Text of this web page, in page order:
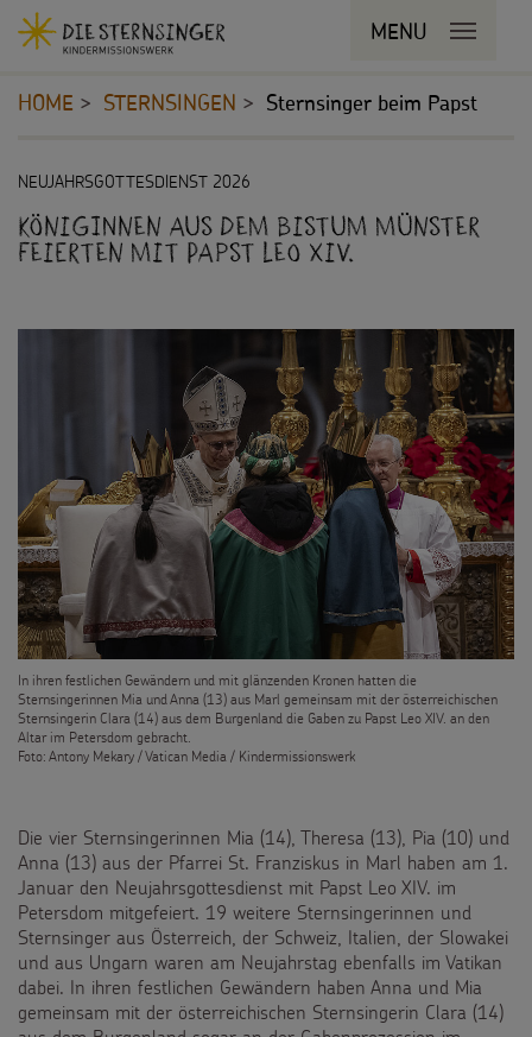
Navigationsabkürzungen
Seiteninhalt
Zur
Bereichsnavigation
Zur
Suche
MENU
MENU SCHLIESSEN
STERNSINGEN
Vorlagen, Lieder, Praktische Hilfen
Hintergründe und Empfehlungen
Sternsingermobil
Fotoausstellung
PROJEKTE
180 Jahre
Umwelt
Bildung
Kinderrechte
Flucht
Kinderarbeit
Behinderung
BILDUNGSMATERIAL
Für Schulen
Für die Kita
Martinsaktion
Weltmissionstag der Kinder
Weihnachten Weltweit
Basteln & Aktionen
SPENDEN
Pate werden
Spendenformular
Spendendose
Spendenmöglichkeiten
Unternehmensspenden
FÜR KINDER
Die Sternsinger auf WhatsApp
Backen und Basteln
Sternsinger-Magazin
Videos
Über uns
Presse
Kontakt
befinden
HOME STERNSINGEN Sternsinger beim Papst
Inhalt
NEUJAHRSGOTTESDIENST 2026
Königinnen aus dem Bistum Münster
feierten mit Papst Leo XIV.
In ihren festlichen Gewändern und mit glänzenden Kronen hatten die
Sternsingerinnen Mia und Anna (13) aus Marl gemeinsam mit der österreichischen
Sternsingerin Clara (14) aus dem Burgenland die Gaben zu Papst Leo XIV. an den
Altar im Petersdom gebracht.
Foto: Antony Mekary / Vatican Media / Kindermissionswerk
Die vier Sternsingerinnen Mia (14), Theresa (13), Pia (10) und
Anna (13) aus der Pfarrei St. Franziskus in Marl haben am 1.
Januar den Neujahrsgottesdienst mit Papst Leo XIV. im
Petersdom mitgefeiert. 19 weitere Sternsingerinnen und
Sternsinger aus Österreich, der Schweiz, Italien, der Slowakei
und aus Ungarn waren am Neujahrstag ebenfalls im Vatikan
dabei. In ihren festlichen Gewändern haben Anna und Mia
gemeinsam mit der österreichischen Sternsingerin Clara (14)